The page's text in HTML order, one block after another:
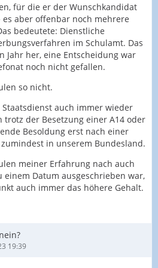
für die er der Wunschkandidat
es aber offenbar noch mehrere
bedeutete: Dienstliche
im Schulamt. Das
Jahr her, eine Entscheidung war
noch nicht gefallen.
so nicht.
auch immer wieder
trotz der Besetzung einer A14 oder
Besoldung erst nach einer
in unserem Bundesland.
meiner Erfahrung nach auch
einem Datum ausgeschrieben war,
auch immer das höhere Gehalt.
19:39